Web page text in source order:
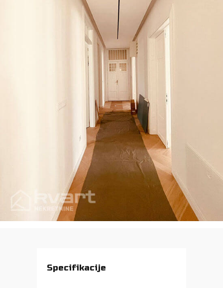
Specifikacije